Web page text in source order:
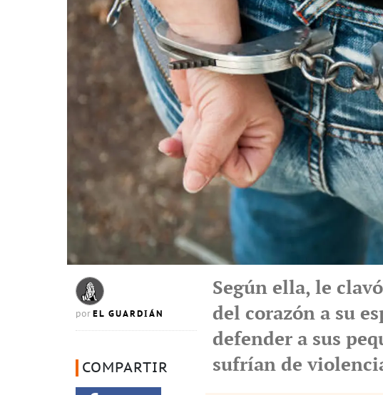
por EL GUARDIÁN
COMPARTIR
Según ella, le
del corazón a su
defender a sus
sufrían de